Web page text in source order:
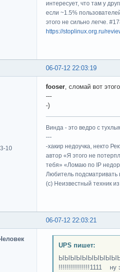
интересует, что там у
если ~1.5%
этого не сильно легче.
https://stoplinux.org.ru/
06-07-12 22:03:19
10
fooser , сломай вот
---
-)
Винда - это ведро с
---
-хакир недоучка, некто
автор «Я этого не
тебя» «Ломаю по IP
Любитель подсматривать
(c) Неизвестный техник
06-07-12 22:03:21
UPS пишет:
!!!!!!!!!!!!!!!!1111 ну